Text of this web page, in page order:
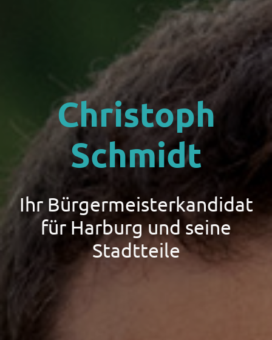
Christoph
Schmidt
Ihr Bürgermeisterkandidat
für Harburg und seine
Stadtteile